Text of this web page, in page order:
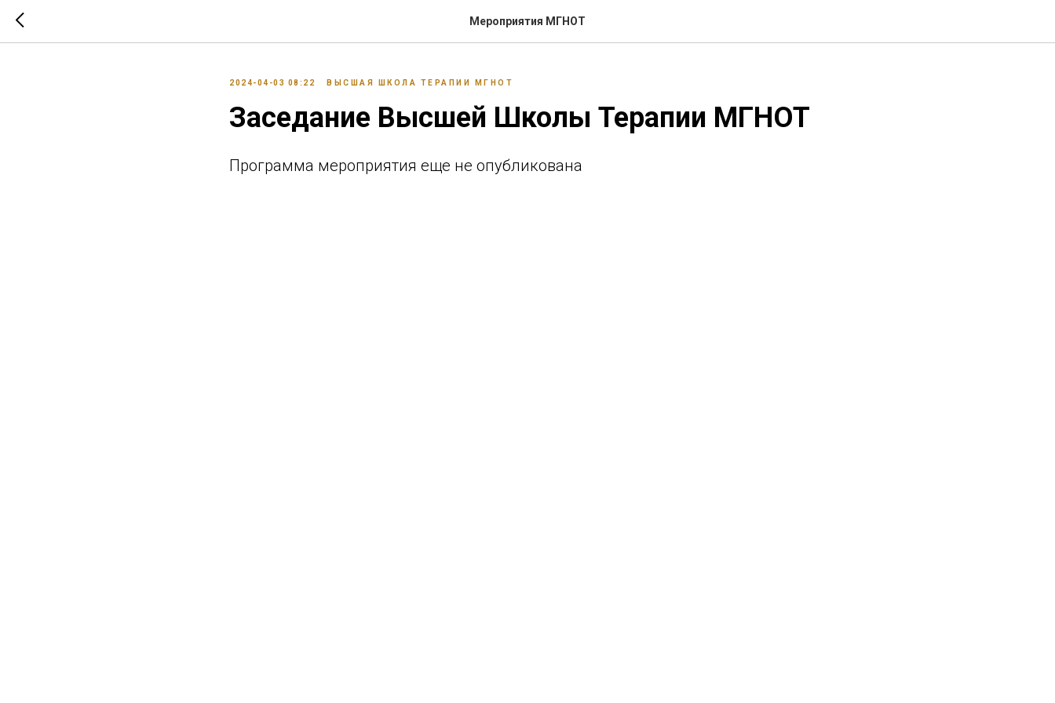
Мероприятия МГНОТ
2024-04-03 08:22 ВЫСШАЯ ШКОЛА ТЕРАПИИ МГНОТ
Заседание Высшей Школы Терапии МГНОТ
Программа мероприятия еще не опубликована